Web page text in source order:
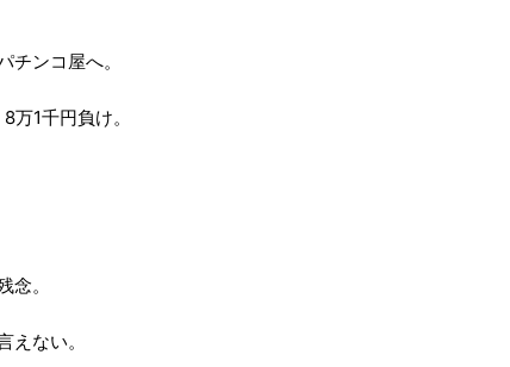
チンコ屋へ。
万1千円負け。
念。
えない。